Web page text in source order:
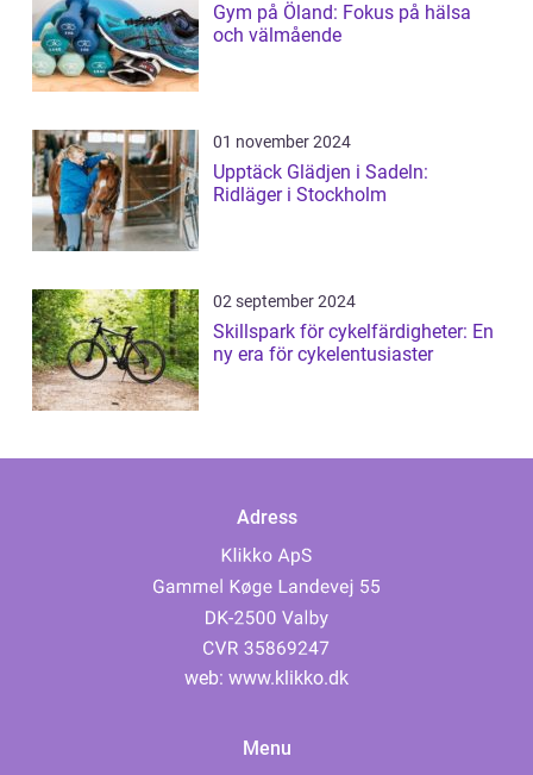
Gym på Öland: Fokus på hälsa
och välmående
01 november 2024
Upptäck Glädjen i Sadeln:
Ridläger i Stockholm
02 september 2024
Skillspark för cykelfärdigheter: En
ny era för cykelentusiaster
Adress
web: www.klikko.dk
Menu